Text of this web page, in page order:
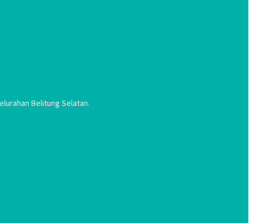
Belitung Selatan.